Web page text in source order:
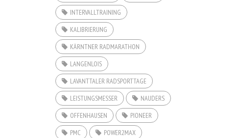
INTERVALLTRAINING
KALIBRIERUNG
KÄRNTNER RADMARATHON
LANGENLOIS
LAVANTTALER RADSPORTTAGE
LEISTUNGSMESSER
NAUDERS
OFFENHAUSEN
PIONEER
PMC
POWER2MAX